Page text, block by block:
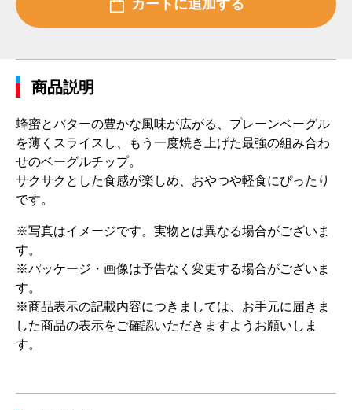
商品説明
蜂蜜とバターの豊かな風味が広がる、プレーンベーグル
を薄くスライスし、もう一度焼き上げた最強の組み合わ
せのベーグルチップ。
サクサクとした食感が楽しめ、おやつや軽食にぴったり
です。
※写真はイメージです。実物とは異なる場合がございま
す。
※パッケージ・画像は予告なく変更する場合がございま
す。
※商品表示の記載内容につきましては、お手元に届きま
した商品の表示をご確認いただきますようお願いしま
す。